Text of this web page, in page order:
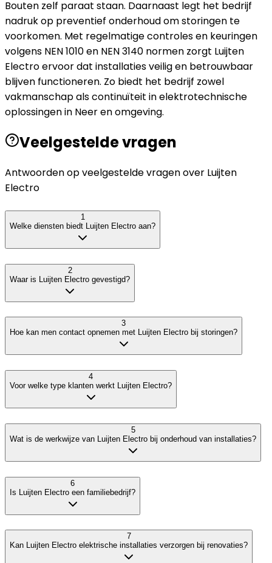
Bouten zelf paraat staan. Daarnaast legt het bedrijf
nadruk op preventief onderhoud om storingen te
voorkomen. Met regelmatige controles en keuringen
volgens NEN 1010 en NEN 3140 normen zorgt Luijten
Electro ervoor dat installaties veilig en betrouwbaar
blijven functioneren. Zo biedt het bedrijf zowel
vakmanschap als continuïteit in elektrotechnische
oplossingen in Neer en omgeving.
Veelgestelde vragen
Antwoorden op veelgestelde vragen over Luijten
Electro
1
Welke diensten biedt Luijten Electro aan?
2
Waar is Luijten Electro gevestigd?
3
Hoe kan men contact opnemen met Luijten Electro bij storingen?
4
Voor welke type klanten werkt Luijten Electro?
5
Wat is de werkwijze van Luijten Electro bij onderhoud van installaties?
6
Is Luijten Electro een familiebedrijf?
7
Kan Luijten Electro elektrische installaties verzorgen bij renovaties?